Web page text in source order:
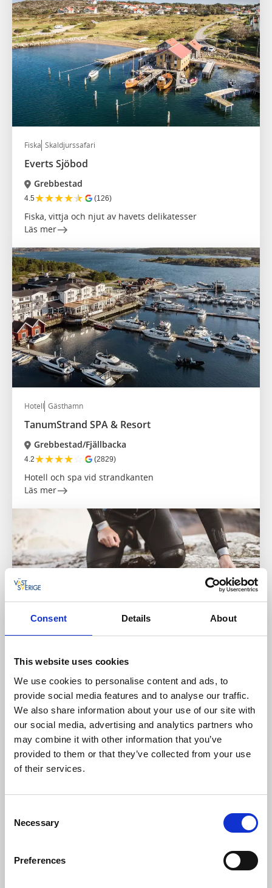
Consent Details About
This website uses cookies
We use cookies to personalise content and ads, to
provide social media features and to analyse our traffic.
We also share information about your use of our site with
our social media, advertising and analytics partners who
may combine it with other information that you’ve
provided to them or that they’ve collected from your use
of their services.
Selection
Necessary
Preferences
Fiska Skaldjurssafari
Everts Sjöbod
Grebbestad
4.5★★★★★ (126)
Fiska, vittja och njut av havets delikatesser
Läs mer
Hotell Gästhamn
TanumStrand SPA & Resort
Grebbestad/Fjällbacka
4.2★★★★☆ (2829)
Hotell och spa vid strandkanten
Läs mer
Catxalot
Tanum
★★★★ ☆
Tång, hav och kärlek.